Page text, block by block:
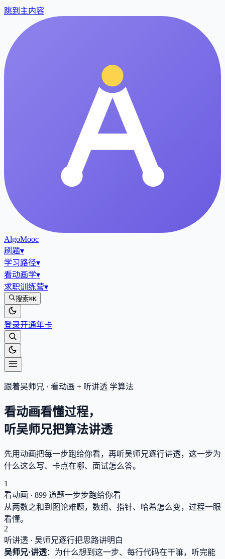
跳到主内容
AlgoMooc
刷题▾
学习路径▾
看动画学▾
求职训练营▾
搜索⌘K
登录开通年卡
跟着吴师兄 · 看动画 + 听讲透 学算法
看动画看懂过程，
听吴师兄把算法讲透
先用动画把每一步跑给你看，再听吴师兄逐行讲透，这一步为
什么这么写、卡点在哪、面试怎么答。
1
看动画 · 899 道题一步步跑给你看
从两数之和到图论难题，数组、指针、哈希怎么变，过程一眼
看懂。
2
听讲透 · 吴师兄逐行把思路讲明白
吴师兄·讲透：为什么想到这一步、每行代码在干嘛，听完能